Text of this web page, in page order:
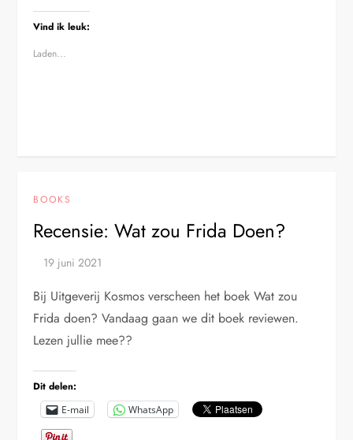
Vind ik leuk:
Laden...
BOOKS
Recensie: Wat zou Frida Doen?
Bij Uitgeverij Kosmos verscheen het boek Wat zou
Frida doen? Vandaag gaan we dit boek reviewen.
Lezen jullie mee??
Dit delen:
E-mail WhatsApp